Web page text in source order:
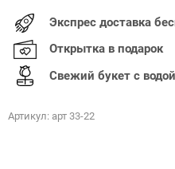
Экспрес доставка
Открытка в подарок
Свежий букет с водой
Артикул: арт 33-22